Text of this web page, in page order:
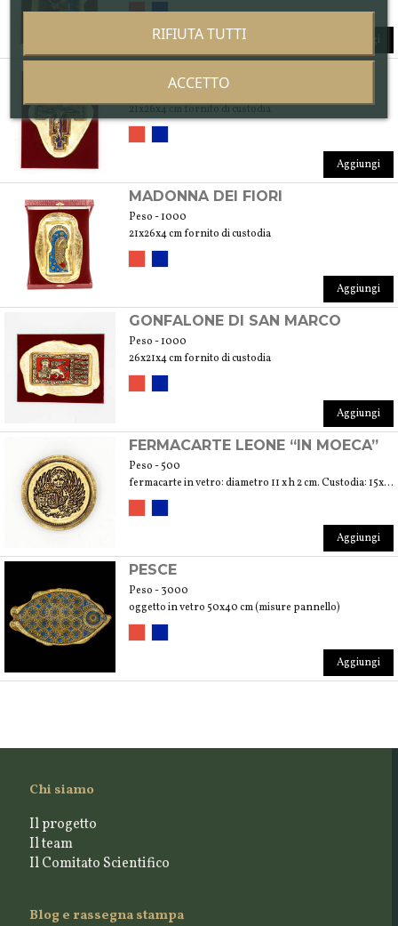
Aggiungi
Peso - 1000
21x26x4 cm fornito di custodia
Aggiungi
MADONNA DEI FIORI
Peso - 1000
21x26x4 cm fornito di custodia
Aggiungi
GONFALONE DI SAN MARCO
Peso - 1000
26x21x4 cm fornito di custodia
Aggiungi
FERMACARTE LEONE “IN MOECA”
Peso - 500
fermacarte in vetro: diametro 11 x h 2 cm. Custodia: 15x15x4 cm
Aggiungi
PESCE
Peso - 3000
oggetto in vetro 50x40 cm (misure pannello)
Aggiungi
Chi siamo
Il progetto
Il team
Il Comitato Scientifico
Blog e rassegna stampa
RIFIUTA TUTTI
ACCETTO